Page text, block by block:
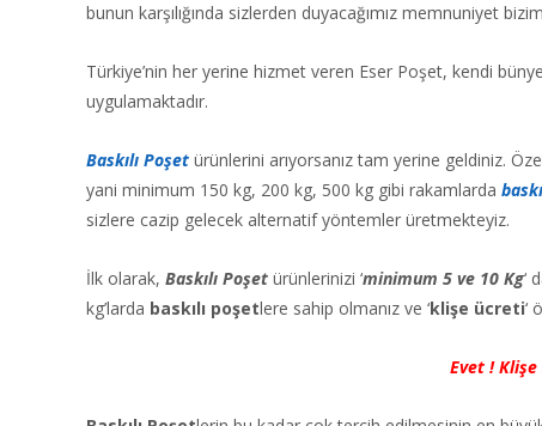
bunun karşılığında sizlerden duyacağımız memnuniyet
Türkiye’nin her yerine hizmet veren Eser Poşet, kendi
uygulamaktadır.
Baskılı Poşet ürünlerini arıyorsanız tam yerine geldiniz.
yani minimum 150 kg, 200 kg, 500 kg gibi rakamlarda
sizlere cazip gelecek alternatif yöntemler üretmekteyiz.
İlk olarak, Baskılı Poşet ürünlerinizi ‘minimum 5 ve 10 Kg‘
kg’larda baskılı poşetlere sahip olmanız ve ‘klişe ücreti‘
Evet ! Klişe